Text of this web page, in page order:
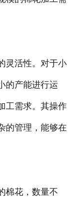
系我们
灵活性。对于小
的产能进行运
工需求。其操作
的管理，能够在
花，数量不